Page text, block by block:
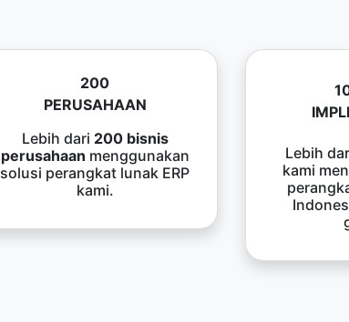
200
PERUSAHAAN
Lebih dari 200 bisnis
perusahaan menggunakan
solusi perangkat lunak ERP
kami.
Lebih
kami